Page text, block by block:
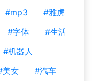
#mp3
#雅虎
#字体
#生活
#机器人
美女
#汽车